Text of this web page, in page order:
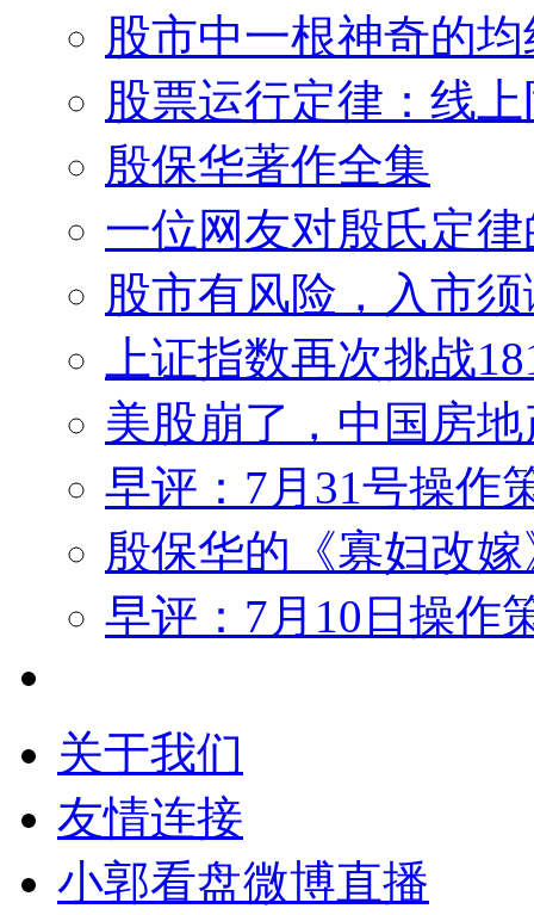
股市中一根神奇的
股票运行定律：线
殷保华著作全集
一位网友对殷氏定
股市有风险，入市
上证指数再次挑战
美股崩了，中国房
早评：7月31号操作
殷保华的《寡妇改
早评：7月10日操作
关于我们
友情连接
小郭看盘微博直播